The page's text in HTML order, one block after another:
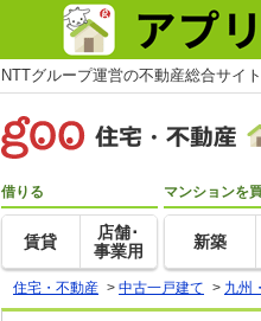
NTTグループ運営の不動産総合サイ
借りる
賃貸
店舗･
事業用
マンションを
新築
住宅・不動産 > 中古一戸建て > 九州